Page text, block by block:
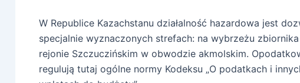
W Republice Kazachstanu działalność hazardowa jest
specjalnie wyznaczonych strefach: na wybrzeżu
rejonie Szczuczińskim w obwodzie akmolskim.
regulują tutaj ogólne normy Kodeksu „O podatkach i